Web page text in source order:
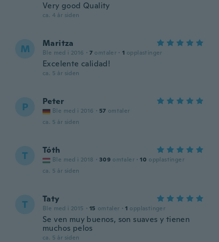
Very good Quality
ca. 4 år siden
M Maritza
Ble med i 2016 · 7 omtaler · 1 opplastinger
Excelente calidad!
ca. 5 år siden
P Peter
Ble med i 2016 · 57 omtaler
ca. 5 år siden
T Tóth
Ble med i 2018 · 309 omtaler · 10 opplastinger
ca. 5 år siden
T Taty
Ble med i 2015 · 15 omtaler · 1 opplastinger
Se ven muy buenos, son suaves y tienen
muchos pelos
ca. 5 år siden